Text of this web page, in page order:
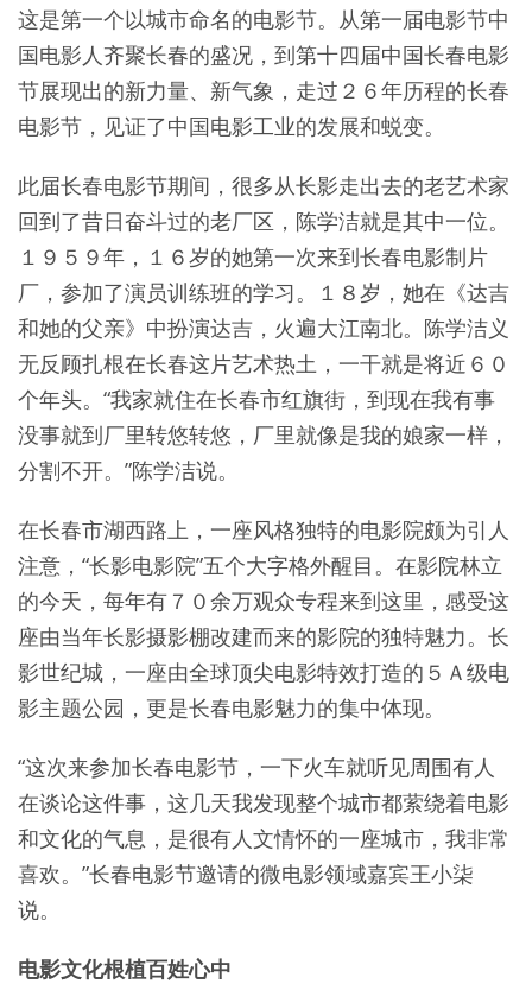
这是第一个以城市命名的电影节。从第一届电影节中
国电影人齐聚长春的盛况，到第十四届中国长春电影
节展现出的新力量、新气象，走过２６年历程的长春
电影节，见证了中国电影工业的发展和蜕变。
此届长春电影节期间，很多从长影走出去的老艺术家
回到了昔日奋斗过的老厂区，陈学洁就是其中一位。
１９５９年，１６岁的她第一次来到长春电影制片
厂，参加了演员训练班的学习。１８岁，她在《达吉
和她的父亲》中扮演达吉，火遍大江南北。陈学洁义
无反顾扎根在长春这片艺术热土，一干就是将近６０
个年头。“我家就住在长春市红旗街，到现在我有事
没事就到厂里转悠转悠，厂里就像是我的娘家一样，
分割不开。”陈学洁说。
在长春市湖西路上，一座风格独特的电影院颇为引人
注意，“长影电影院”五个大字格外醒目。在影院林立
的今天，每年有７０余万观众专程来到这里，感受这
座由当年长影摄影棚改建而来的影院的独特魅力。长
影世纪城，一座由全球顶尖电影特效打造的５Ａ级电
影主题公园，更是长春电影魅力的集中体现。
“这次来参加长春电影节，一下火车就听见周围有人
在谈论这件事，这几天我发现整个城市都萦绕着电影
和文化的气息，是很有人文情怀的一座城市，我非常
喜欢。”长春电影节邀请的微电影领域嘉宾王小柒
说。
电影文化根植百姓心中